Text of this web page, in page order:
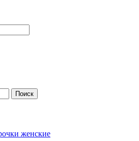
женские